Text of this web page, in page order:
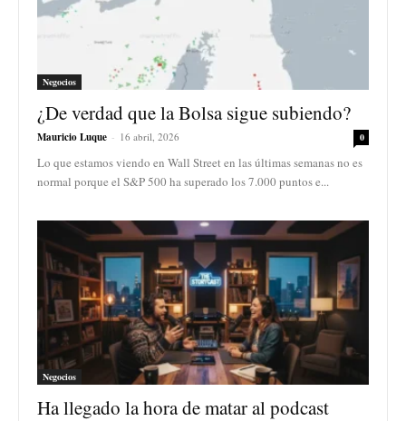
Negocios
¿De verdad que la Bolsa sigue subiendo?
Mauricio Luque - 16 abril, 2026 0
Lo que estamos viendo en Wall Street en las últimas semanas no es
normal porque el S&P 500 ha superado los 7.000 puntos e...
Negocios
Ha llegado la hora de matar al podcast